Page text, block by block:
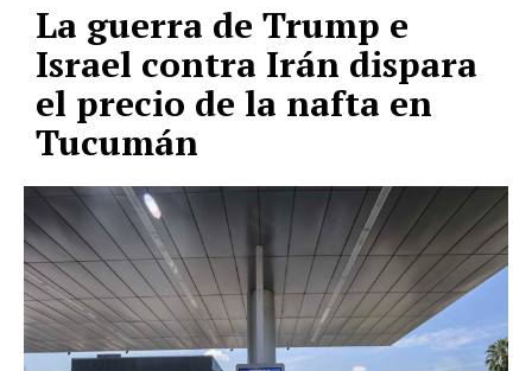
La guerra de Trump e
Israel contra Irán dispara
el precio de la nafta en
Tucumán